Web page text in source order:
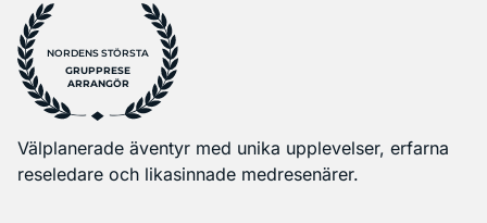
NORDENS STÖRSTA
GRUPPRESE
ARRANGÖR
Välplanerade äventyr med unika upplevelser, erfarna
reseledare och likasinnade medresenärer.